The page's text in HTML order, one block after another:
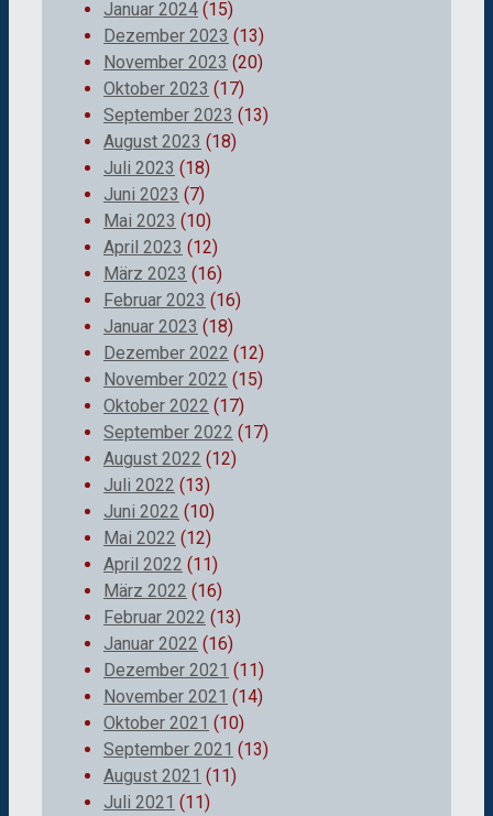
Januar 2024 (15)
Dezember 2023 (13)
November 2023 (20)
Oktober 2023 (17)
September 2023 (13)
August 2023 (18)
Juli 2023 (18)
Juni 2023 (7)
Mai 2023 (10)
April 2023 (12)
März 2023 (16)
Februar 2023 (16)
Januar 2023 (18)
Dezember 2022 (12)
November 2022 (15)
Oktober 2022 (17)
September 2022 (17)
August 2022 (12)
Juli 2022 (13)
Juni 2022 (10)
Mai 2022 (12)
April 2022 (11)
März 2022 (16)
Februar 2022 (13)
Januar 2022 (16)
Dezember 2021 (11)
November 2021 (14)
Oktober 2021 (10)
September 2021 (13)
August 2021 (11)
Juli 2021 (11)